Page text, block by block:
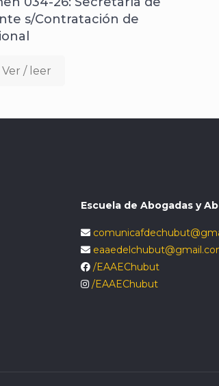
s/Contratación de
Ver / leer
Escuela de Abogadas y
/EAAEChubut
/EAAEChubut